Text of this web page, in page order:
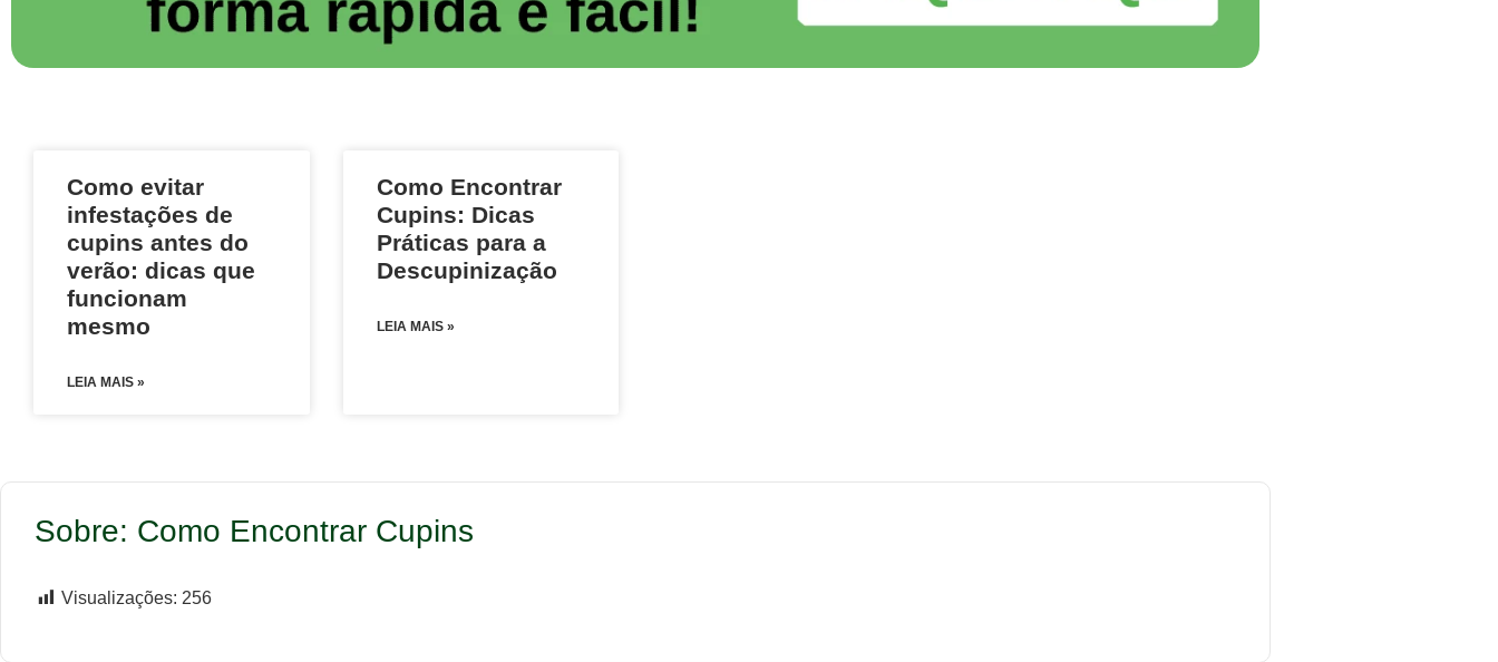
Como evitar
infestações de
cupins antes do
verão: dicas que
funcionam
mesmo
LEIA MAIS »
Como Encontrar
Cupins: Dicas
Práticas para a
Descupinização
LEIA MAIS »
Sobre: Como Encontrar Cupins
Visualizações: 256